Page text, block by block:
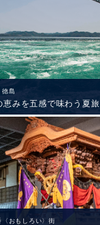
徳島
恵みを五感で味わう夏旅
〈おもしろい〉街